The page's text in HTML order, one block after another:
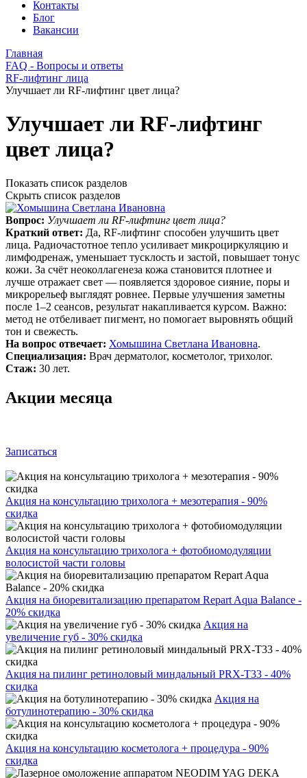
Контакты
Блог
Вакансии
Главная
FAQ - Вопросы и ответы
RF-лифтинг лица
Улучшает ли RF-лифтинг цвет лица?
Улучшает ли RF-лифтинг
цвет лица?
Показать список разделов
Скрыть список разделов
Вопрос: Улучшает ли RF-лифтинг цвет лица?
Краткий ответ: Да, RF-лифтинг способен улучшить цвет
лица. Радиочастотное тепло усиливает микроциркуляцию и
лимфодренаж, уменьшает тусклость и застой, повышает тонус
кожи. За счёт неоколлагенеза кожа становится плотнее и
лучше отражает свет — появляется здоровое сияние, поры и
микрорельеф выглядят ровнее. Первые улучшения заметны
после 1–2 сеансов, результат накапливается курсом. Важно:
метод не отбеливает пигмент, но помогает выровнять общий
тон и свежесть.
На вопрос отвечает: Хомышина Светлана Ивановна.
Специализация: Врач дерматолог, косметолог, трихолог.
Стаж: 30 лет.
Акции месяца
Записаться
Акция на консультацию трихолога + мезотерапия - 90%
скидка
Акция на консультацию трихолога + фотобиомодуляции
волосистой части головы
Акция на биоревитализацию препаратом Repart Aqua Balance -
20% скидка
Акция на
увеличение губ - 30% скидка
Акция на пилинг ретиноловый миндальный PRX-T33 - 40%
скидка
Акция на
ботулинотерапию - 30% скидка
Акция на консультацию косметолога + процедура - 90%
скидка